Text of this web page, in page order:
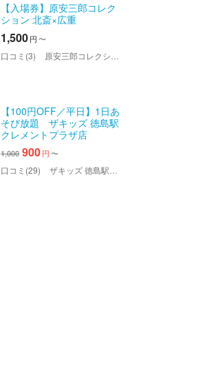
【入場券】原安三郎コレク
ション 北斎×広重
1,500円 〜
口コミ(3) 原安三郎コレクション 北斎×広重
【100円OFF／平日】1日あ
そび放題 ザキッズ 徳島駅
クレメントプラザ店
1,000 900円 〜
口コミ(29) ザキッズ 徳島駅クレメントプラザ